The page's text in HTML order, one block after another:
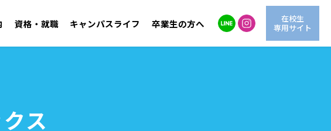
募集要項
資格・就職
OB・OG紹介
キャンパスライフ
事・クラブ活動
卒業生の方へ
在校生
専用サイト
ス